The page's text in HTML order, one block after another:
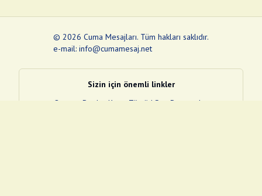
© 2026 Cuma Mesajları. Tüm hakları saklıdır.
e-mail: info@cumamesaj.net
Sizin için önemli linkler
Quran
e-Devlet Kapısı Tüvtürk Son Depremler